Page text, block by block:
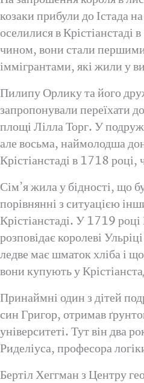
козаки прибули до Істада
оселилися в
чином, вони стали
іммігрантами, які жили у
Пилипу Орлику та його
запропонували переїхати
площі Лілла Торг. У
але восьма, наймолодша
Крістіанстаді в 1718 році,
Сім’я жила у бідності, що
порівнянні з ситуацією
Крістіанстаді. У 1719
розповідає королеві
ледве має шматок хліба і
вони купують у
Принаймні один з дітей
син Григор, отримав
університеті. Тут він два
Риделіуса, професора
Бертіл Хеггман з Центру